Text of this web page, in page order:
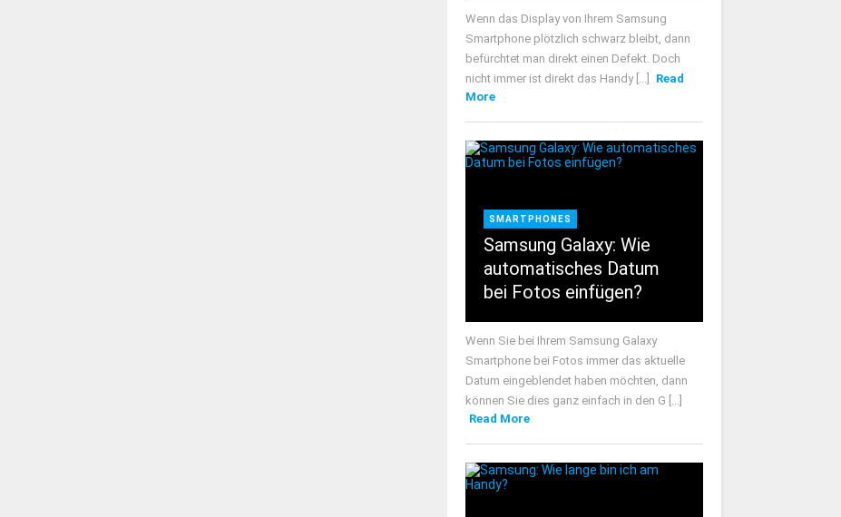
Wenn das Display von Ihrem Samsung
Smartphone plötzlich schwarz bleibt, dann
befürchtet man direkt einen Defekt. Doch
nicht immer ist direkt das Handy [...]
Read
More
SMARTPHONES
Samsung Galaxy: Wie
automatisches Datum
bei Fotos einfügen?
Wenn Sie bei Ihrem Samsung Galaxy
Smartphone bei Fotos immer das aktuelle
Datum eingeblendet haben möchten, dann
können Sie dies ganz einfach in den G [...]
Read More